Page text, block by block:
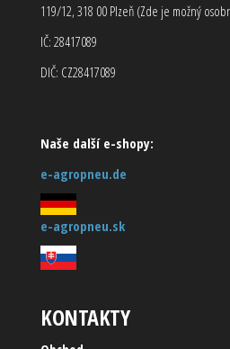
119/12, 318 00 Plzeň (Zde je možný
IČ: 28417089
DIČ: CZ28417089
Naše další e-shopy:
e-agropneu.de
e-agropneu.sk
KONTAKTY